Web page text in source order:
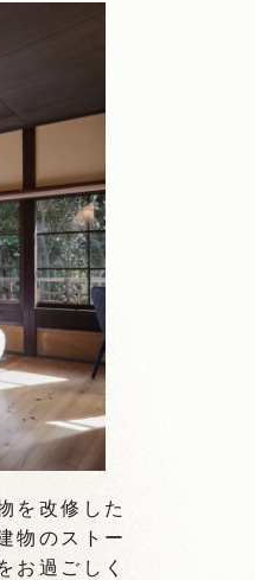
を改修した
物のストー
お過ごしく